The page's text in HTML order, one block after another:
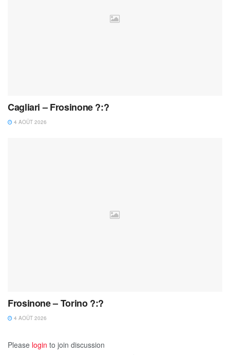
Cagliari – Frosinone ?:?
4 AOÛT 2026
Frosinone – Torino ?:?
4 AOÛT 2026
Please login to join discussion